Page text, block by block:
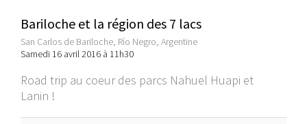
Bariloche et la région des 7 lacs
San Carlos de Bariloche, Río Negro, Argentine
Samedi 16 avril 2016 à 11h30
Road trip au coeur des parcs Nahuel Huapi et
Lanin !